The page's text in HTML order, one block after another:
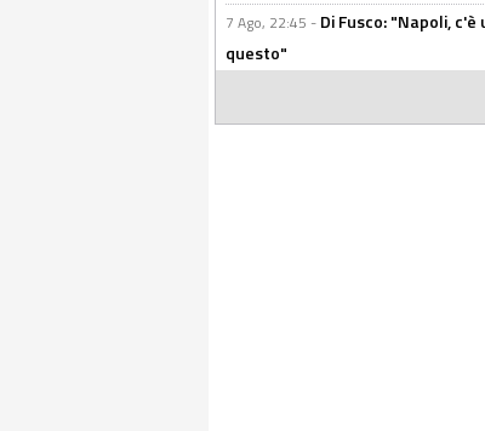
7 Ago, 22:45 - Di Fusco: "Napoli,
questo"